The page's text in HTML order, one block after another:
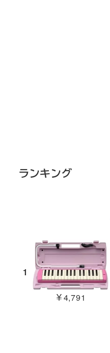
ランキング
1
￥4,791